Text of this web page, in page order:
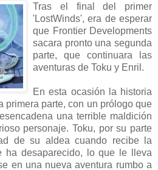
Tras el final del primer
'LostWinds', era de esperar
que Frontier Developments
sacara pronto una segunda
parte, que continuara las
aventuras de Toku y Enril.
En esta ocasión la historia
primera parte, con un prólogo que
una terrible maldición
personaje. Toku, por su parte
de su aldea cuando recibe la
ha desaparecido, lo que le lleva
en una nueva aventura rumbo a